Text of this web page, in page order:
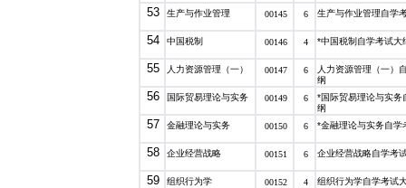
53 生产与作业管理 00145 6 生产与作业管理自学
54 中国税制 00146 4 *中国税制自学考试大
55 人力资源管理（一） 00147 6
人力资源管理（一）
纲
56 国际贸易理论与实务 00149 6
*国际贸易理论与实务
纲
57 金融理论与实务 00150 6 *金融理论与实务自学
58 企业经营战略 00151 6 企业经营战略自学考
59 组织行为学 00152 4 组织行为学自学考试